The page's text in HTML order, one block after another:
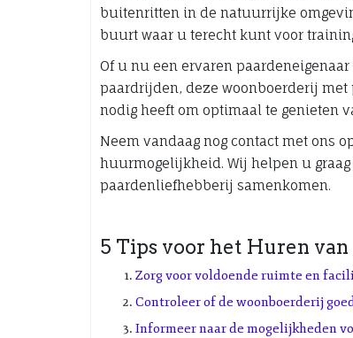
buitenritten in de natuurrijke
buurt waar u terecht kunt voor
Of u nu een ervaren
paardrijden, deze woonboerderij
nodig heeft om optimaal te genieten
Neem vandaag nog contact met ons
huurmogelijkheid. Wij helpen u
paardenliefhebberij samenkomen.
5 Tips voor het Huren
Zorg voor voldoende ruimte en
Controleer of de woonboerderij
Informeer naar de mogelijkheden